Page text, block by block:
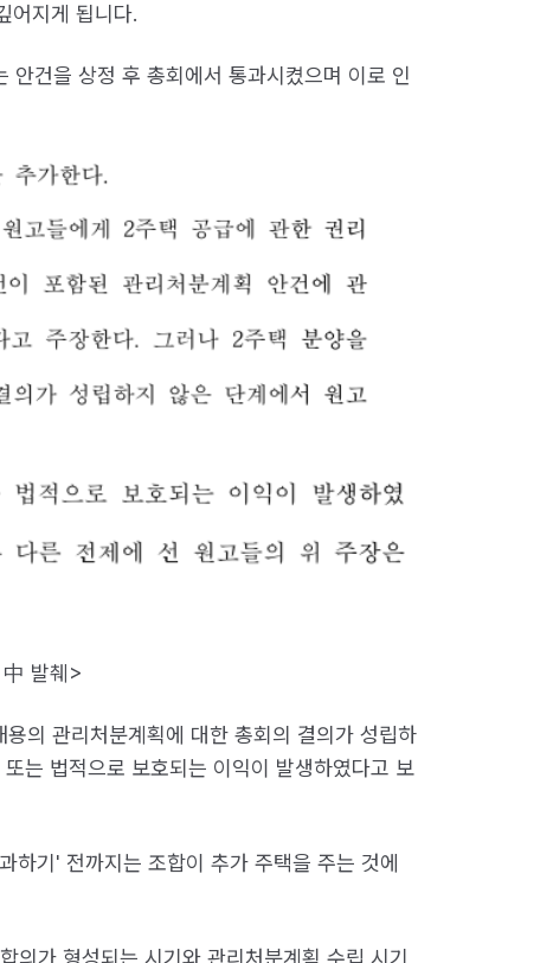
어지게 됩니다.
건을 상정 후 총회에서 통과시켰으며 이로 인
발췌>
의 관리처분계획에 대한 총회의 결의가 성립하
는 법적으로 보호되는 이익이 발생하였다고 보
하기' 전까지는 조합이 추가 주택을 주는 것에
가 형성되는 시기와 관리처분계획 수립 시기